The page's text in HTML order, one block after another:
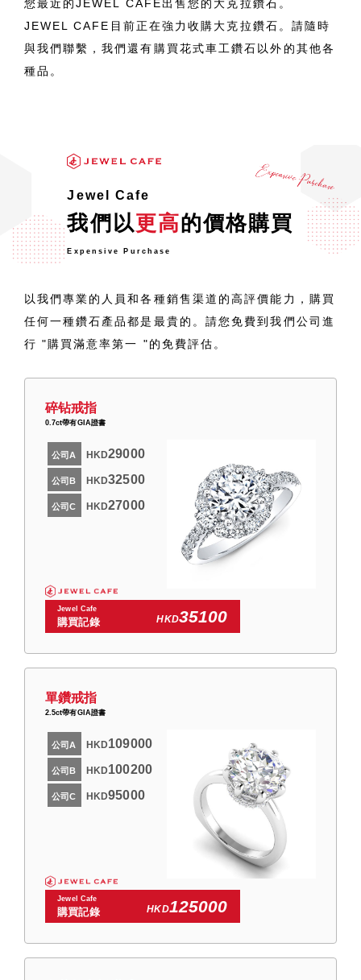
您最近的JEWEL CAFE出售您的大克拉鑽石。
JEWEL CAFE目前正在強力收購大克拉鑽石。請隨時
與我們聯繫，我們還有購買花式車工鑽石以外的其他各
種品。
Jewel Cafe
我們以更高的價格購買
Expensive Purchase
以我們專業的人員和各種銷售渠道的高評價能力，購買
任何一種鑽石產品都是最貴的。請您免費到我們公司進
行 "購買滿意率第一 "的免費評估。
碎钻戒指
0.7ct帶有GIA證書
公司A HKD29000
公司B HKD32500
公司C HKD27000
Jewel Cafe
購買記錄 HKD35100
單鑽戒指
2.5ct帶有GIA證書
公司A HKD109000
公司B HKD100200
公司C HKD95000
Jewel Cafe
購買記錄 HKD125000